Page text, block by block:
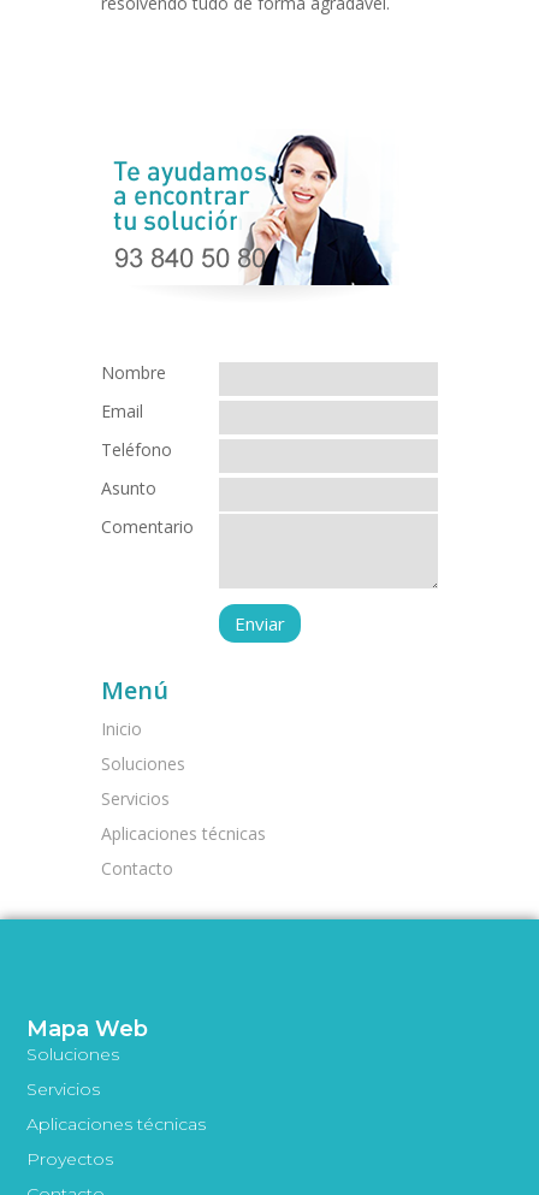
Nombre
Email
Teléfono
Asunto
Comentario
Menú
Inicio
Soluciones
Servicios
Aplicaciones técnicas
Contacto
Mapa Web
Soluciones
Servicios
Aplicaciones técnicas
Proyectos